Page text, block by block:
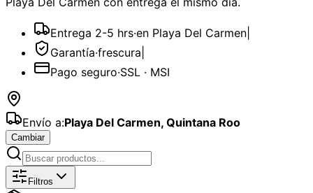
Entrega 2-5 hrs·en Playa Del Carmen
Garantía·frescura
Pago seguro·SSL · MSI
Envío a:Playa Del Carmen, Quintana Roo
Cambiar
Catálogo dePasteles
Filtros